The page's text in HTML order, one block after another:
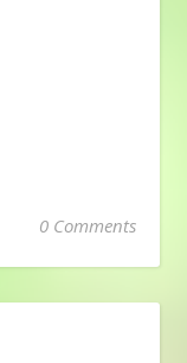
0 Comments